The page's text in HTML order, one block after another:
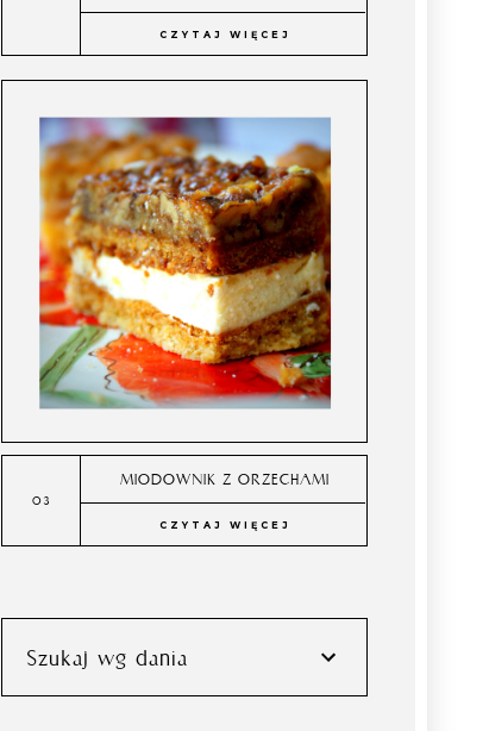
CZYTAJ WIĘCEJ
MIODOWNIK Z ORZECHAMI
CZYTAJ WIĘCEJ
Szukaj wg dania